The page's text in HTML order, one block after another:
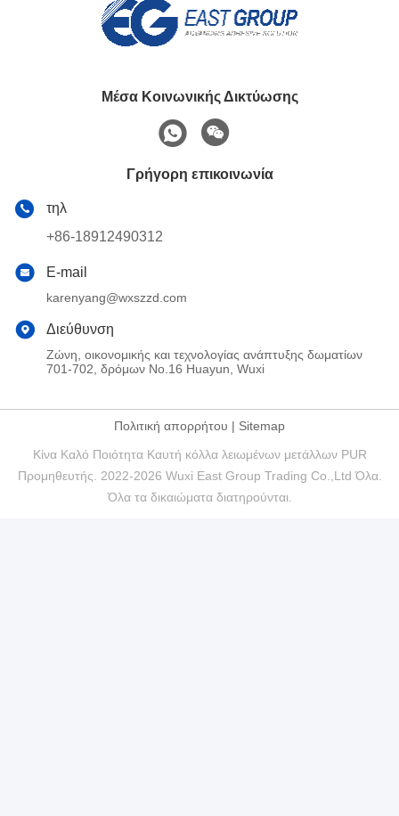
Μέσα Κοινωνικής Δικτύωσης
Γρήγορη επικοινωνία
τηλ
+86-18912490312
E-mail
karenyang@wxszzd.com
Διεύθυνση
Ζώνη, οικονομικής και τεχνολογίας ανάπτυξης δωματίων
701-702, δρόμων No.16 Huayun, Wuxi
Πολιτική απορρήτου | Sitemap
Κίνα Καλό Ποιότητα Καυτή κόλλα λειωμένων μετάλλων PUR
Προμηθευτής. 2022-2026 Wuxi East Group Trading Co.,Ltd Όλα.
Όλα τα δικαιώματα διατηρούνται.